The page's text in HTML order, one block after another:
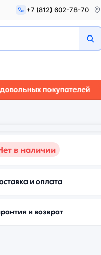
+7 (812) 602-78-70
покупателей
в наличии
и оплата
и возврат